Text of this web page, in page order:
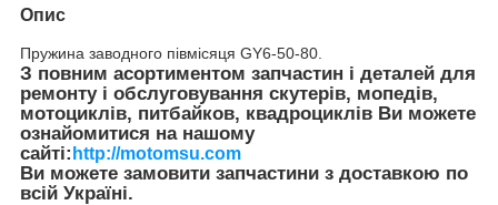
Опис
Пружина заводного півмісяця GY6-50-80.
З повним асортиментом запчастин і деталей для
ремонту і обслуговування скутерів, мопедів,
мотоциклів, питбайков, квадроциклів Ви можете
ознайомитися на нашому
сайті: http://motomsu.com
Ви можете замовити запчастини з доставкою по
всій Україні.